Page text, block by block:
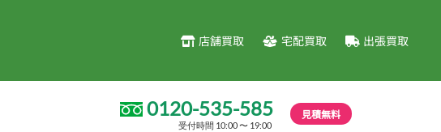
店舗買取 宅配買取 出張買取
0120-535-585
受付時間 10:00 〜 19:00
見積無料